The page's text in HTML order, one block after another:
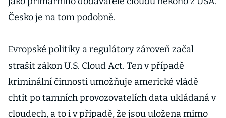
Česko je na tom podobně.
Evropské politiky a regulátory zároveň začal
strašit zákon U.S. Cloud Act. Ten v případě
kriminální činnosti umožňuje americké vládě
chtít po tamních provozovatelích data ukládaná v
cloudech, a to i v případě, že jsou uložena mimo